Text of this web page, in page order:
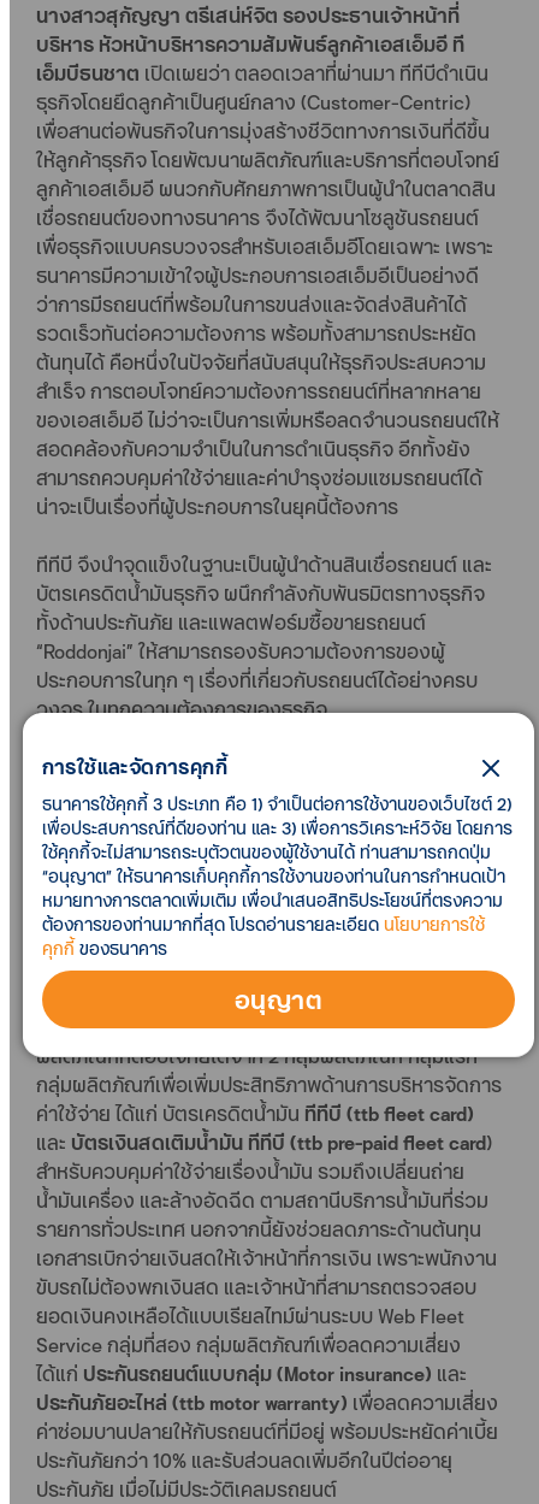
นางสาวสุกัญญา ตรีเสน่ห์จิต รองประธานเจ้าหน้าที่
บริหาร หัวหน้าบริหารความสัมพันธ์ลูกค้าเอสเอ็มอี ที
เอ็มบีธนชาต เปิดเผยว่า ตลอดเวลาที่ผ่านมา ทีทีบีดำเนิน
ธุรกิจโดยยึดลูกค้าเป็นศูนย์กลาง (Customer-Centric)
เพื่อสานต่อพันธกิจในการมุ่งสร้างชีวิตทางการเงินที่ดีขึ้น
ให้ลูกค้าธุรกิจ โดยพัฒนาผลิตภัณฑ์และบริการที่ตอบโจทย์
ลูกค้าเอสเอ็มอี ผนวกกับศักยภาพการเป็นผู้นำในตลาดสิน
เชื่อรถยนต์ของทางธนาคาร จึงได้พัฒนาโซลูชันรถยนต์
เพื่อธุรกิจแบบครบวงจรสำหรับเอสเอ็มอีโดยเฉพาะ เพราะ
ธนาคารมีความเข้าใจผู้ประกอบการเอสเอ็มอีเป็นอย่างดี
ว่าการมีรถยนต์ที่พร้อมในการขนส่งและจัดส่งสินค้าได้
รวดเร็วทันต่อความต้องการ พร้อมทั้งสามารถประหยัด
ต้นทุนได้ คือหนึ่งในปัจจัยที่สนับสนุนให้ธุรกิจประสบความ
สำเร็จ การตอบโจทย์ความต้องการรถยนต์ที่หลากหลาย
ของเอสเอ็มอี ไม่ว่าจะเป็นการเพิ่มหรือลดจำนวนรถยนต์ให้
สอดคล้องกับความจำเป็นในการดำเนินธุรกิจ อีกทั้งยัง
สามารถควบคุมค่าใช้จ่ายและค่าบำรุงซ่อมแซมรถยนต์ได้
น่าจะเป็นเรื่องที่ผู้ประกอบการในยุคนี้ต้องการ
ทีทีบี จึงนำจุดแข็งในฐานะเป็นผู้นำด้านสินเชื่อรถยนต์ และ
บัตรเครดิตน้ำมันธุรกิจ ผนึกกำลังกับพันธมิตรทางธุรกิจ
ทั้งด้านประกันภัย และแพลตฟอร์มซื้อขายรถยนต์
“Roddonjai” ให้สามารถรองรับความต้องการของผู้
ประกอบการในทุก ๆ เรื่องที่เกี่ยวกับรถยนต์ได้อย่างครบ
วงจร ในทุกความต้องการของธุรกิจ
สำหรับผู้ประกอบการที่ต้องการซื้อรถเพิ่ม หรือเปลี่ยนรถ
ใหม่แต่ไม่ต้องการใช้เงินสดในธุรกิจมาลงทุน ผู้ประกอบ
การสามารถขอสินเชื่อรถยนต์เพื่อธุรกิจ ทีทีบี เอสเอ็มอีซึ่ง
ได้รับอนุมัติเร็วภายใน 3 วัน โดยไม่ต้องมีหลักประกันเพิ่ม
สามารถสมัครเพียงครั้งเดียว และทยอยออกรถยนต์ภาย
ใต้วงเงินที่ได้รับ ภายในระยะเวลาสูงสุด 12 เดือน พร้อมรับ
ข้อเสนออัตราดอกเบี้ยพิเศษและคงที่ตลอดอายุสัญญา
แต่หากต้องการเพิ่มประสิทธิภาพด้านการบริหารจัดการ
ค่าใช้จ่ายและลดความเสี่ยงให้กับรถที่มีอยู่เดิมทางทีทีบีมี
ผลิตภัณฑ์ที่ตอบโจทย์ได้จาก 2 กลุ่มผลิตภัณฑ์ กลุ่มแรก
กลุ่มผลิตภัณฑ์เพื่อเพิ่มประสิทธิภาพด้านการบริหารจัดการ
ค่าใช้จ่าย ได้แก่ บัตรเครดิตน้ำมัน ทีทีบี (ttb fleet card)
และ บัตรเงินสดเติมน้ำมัน ทีทีบี (ttb pre-paid fleet card)
สำหรับควบคุมค่าใช้จ่ายเรื่องน้ำมัน รวมถึงเปลี่ยนถ่าย
น้ำมันเครื่อง และล้างอัดฉีด ตามสถานีบริการน้ำมันที่ร่วม
รายการทั่วประเทศ นอกจากนี้ยังช่วยลดภาระด้านต้นทุน
เอกสารเบิกจ่ายเงินสดให้เจ้าหน้าที่การเงิน เพราะพนักงาน
ขับรถไม่ต้องพกเงินสด และเจ้าหน้าที่สามารถตรวจสอบ
ยอดเงินคงเหลือได้แบบเรียลไทม์ผ่านระบบ Web Fleet
Service กลุ่มที่สอง กลุ่มผลิตภัณฑ์เพื่อลดความเสี่ยง
ได้แก่ ประกันรถยนต์แบบกลุ่ม (Motor insurance) และ
ประกันภัยอะไหล่ (ttb motor warranty) เพื่อลดความเสี่ยง
ค่าซ่อมบานปลายให้กับรถยนต์ที่มีอยู่ พร้อมประหยัดค่าเบี้ย
ประกันภัยกว่า 10% และรับส่วนลดเพิ่มอีกในปีต่ออายุ
ประกันภัย เมื่อไม่มีประวัติเคลมรถยนต์
การใช้และจัดการคุกกี้
ธนาคารใช้คุกกี้ 3 ประเภท คือ 1) จำเป็นต่อการใช้งานของเว็บไซต์ 2)
เพื่อประสบการณ์ที่ดีของท่าน และ 3) เพื่อการวิเคราะห์วิจัย โดยการ
ใช้คุกกี้จะไม่สามารถระบุตัวตนของผู้ใช้งานได้ ท่านสามารถกดปุ่ม
“อนุญาต” ให้ธนาคารเก็บคุกกี้การใช้งานของท่านในการกำหนดเป้า
หมายทางการตลาดเพิ่มเติม เพื่อนำเสนอสิทธิประโยชน์ที่ตรงความ
ต้องการของท่านมากที่สุด โปรดอ่านรายละเอียด นโยบายการใช้
คุกกี้ ของธนาคาร
อนุญาต